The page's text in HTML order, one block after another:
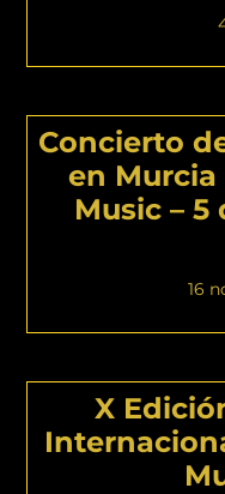
Concierto
en Murcia
Music –
16
X